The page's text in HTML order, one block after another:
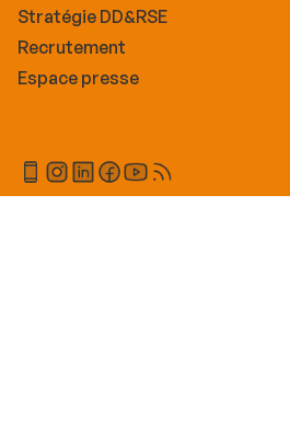
Stratégie DD&RSE
Recrutement
Espace presse